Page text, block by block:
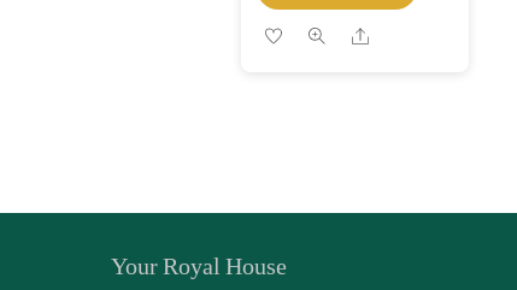
Share
Your Royal House